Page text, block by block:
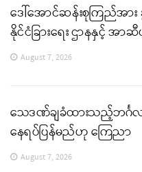
ဒေါ်အောင်ဆန်းစုကြည်အား
နိုင်ငံခြားရေး ဌာနနှင့် အာ
August 7, 2026
သေဒဏ်ချခံထားသည့်ဘင်္ဂလ
နေရပ်ပြန်မည်ဟု ကြေညာ
August 7, 2026